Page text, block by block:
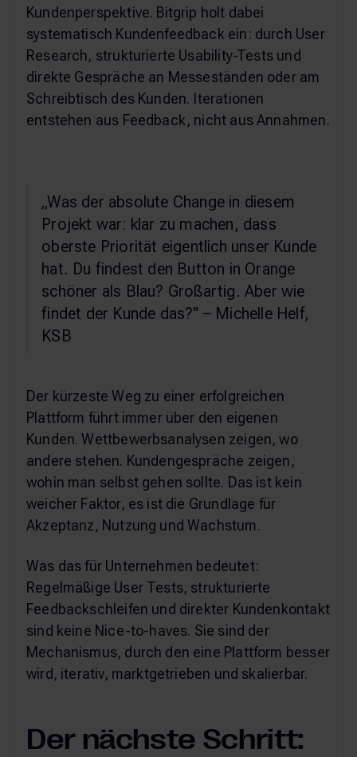
Kundenperspektive. Bitgrip holt dabei
systematisch Kundenfeedback ein: durch User
Research, strukturierte Usability-Tests und
direkte Gespräche an Messeständen oder am
Schreibtisch des Kunden. Iterationen
entstehen aus Feedback, nicht aus Annahmen.
„Was der absolute Change in diesem
Projekt war: klar zu machen, dass
oberste Priorität eigentlich unser Kunde
hat. Du findest den Button in Orange
schöner als Blau? Großartig. Aber wie
findet der Kunde das?" – Michelle Helf,
KSB
Der kürzeste Weg zu einer erfolgreichen
Plattform führt immer über den eigenen
Kunden. Wettbewerbsanalysen zeigen, wo
andere stehen. Kundengespräche zeigen,
wohin man selbst gehen sollte. Das ist kein
weicher Faktor, es ist die Grundlage für
Akzeptanz, Nutzung und Wachstum.
Was das für Unternehmen bedeutet:
Regelmäßige User Tests, strukturierte
Feedbackschleifen und direkter Kundenkontakt
sind keine Nice-to-haves. Sie sind der
Mechanismus, durch den eine Plattform besser
wird, iterativ, marktgetrieben und skalierbar.
Der nächste Schritt: